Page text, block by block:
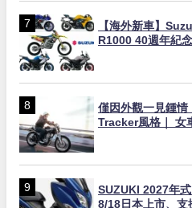
【海外新車】
R1000 40週年紀
僅因外觀一見鍾
Tracker風格｜ 女
SUZUKI 2027年
8/18日本上市、支